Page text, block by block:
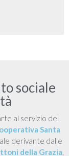
sociale
al servizio del
Santa
derivante dalle
della Grazia,